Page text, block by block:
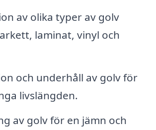
av olika typer av golv
laminat, vinyl och
och underhåll av golv för
livslängden.
av golv för en jämn och